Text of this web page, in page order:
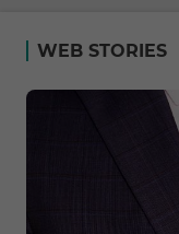
WEB STORIES